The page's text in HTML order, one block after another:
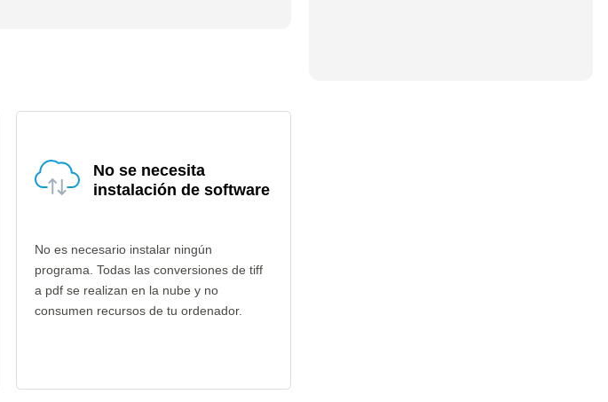
No se necesita
instalación de software
No es necesario instalar ningún
programa. Todas las conversiones de tiff
a pdf se realizan en la nube y no
consumen recursos de tu ordenador.